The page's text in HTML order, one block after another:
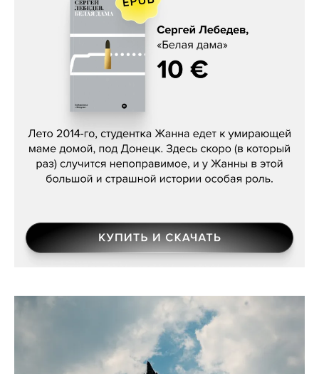
Сергей Лебедев, «Белая дама»